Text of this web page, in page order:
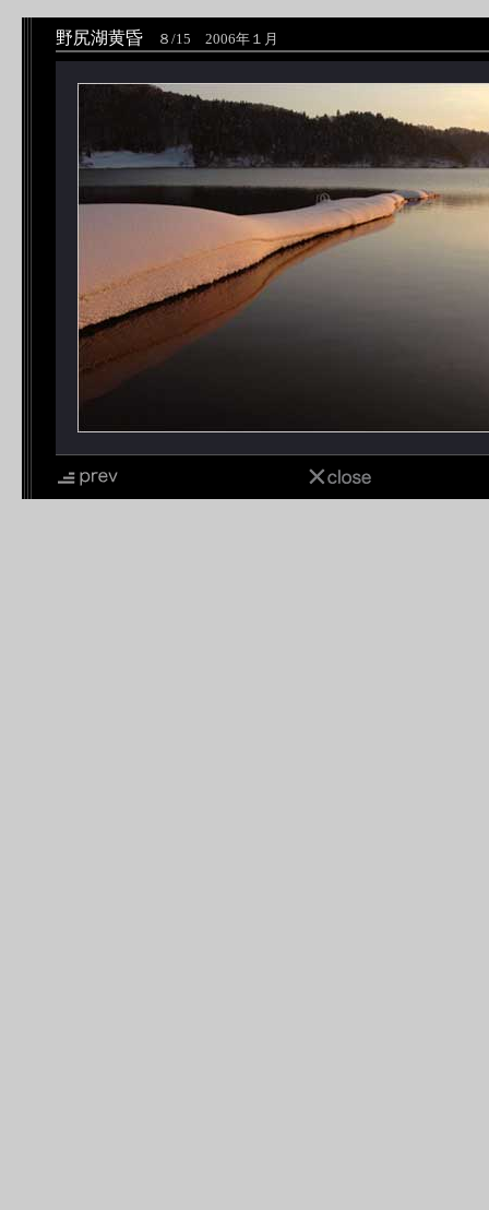
野尻湖黄昏 ８/15 2006年１月